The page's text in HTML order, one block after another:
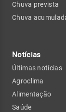
Chuva prevista
Chuva
Notícias
Últimas notícias
Agroclima
Alimentação
Saúde